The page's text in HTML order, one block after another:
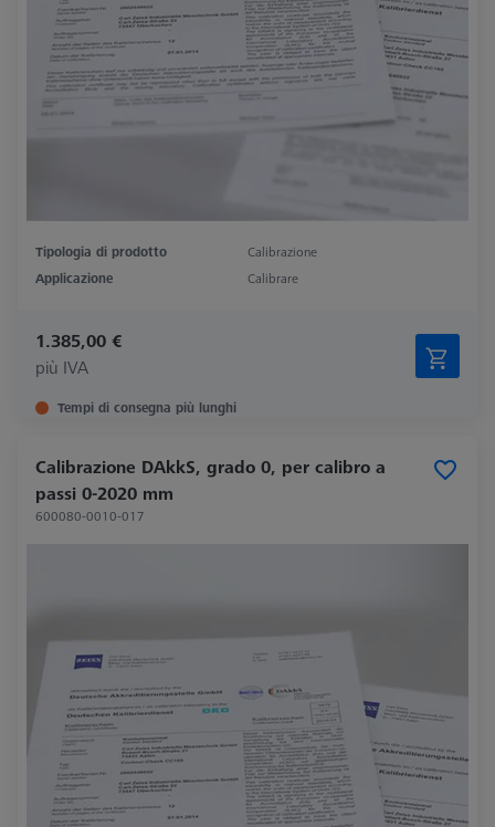
Tipologia di prodotto
Calibrazione
Applicazione
Calibrare
1.385,00 €
più IVA
Tempi di consegna più lunghi
Calibrazione DAkkS, grado 0, per calibro a
passi 0-2020 mm
600080-0010-017